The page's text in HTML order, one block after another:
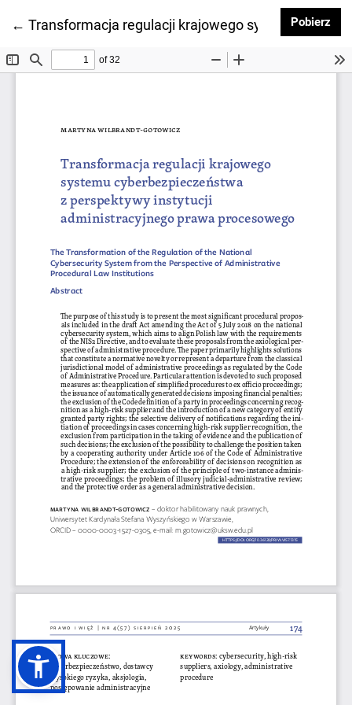
←Wróć do szczegółów artykułu
Transformacja regulacji krajowego systemuPobierz